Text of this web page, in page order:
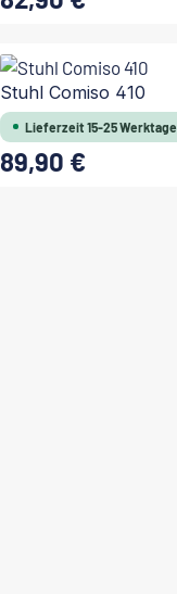
Stuhl Comiso 410
Lieferzeit 15-25 Werktage
Regulärer Preis:
89,90 €